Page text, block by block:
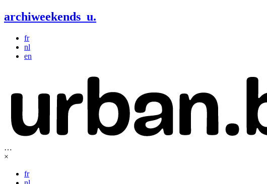
archiweekends u.
fr
nl
en
…
×
fr